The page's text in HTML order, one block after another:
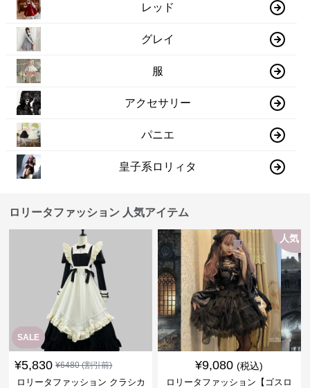
レッド
グレイ
服
アクセサリー
パニエ
皇子系ロリィタ
ロリータファッション 人気アイテム
SALE
¥5,830 ¥6480(割引前)
ロリータファッション クラシカ
人気
¥9,080 (税込)
ロリータファッション【ゴスロ